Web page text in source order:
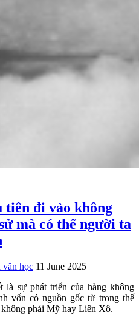
tiên đi vào không
mà có thể người ta
văn học 11 June 2025
sự phát triển của hàng không
vốn có nguồn gốc từ trong thế
phải Mỹ hay Liên Xô.